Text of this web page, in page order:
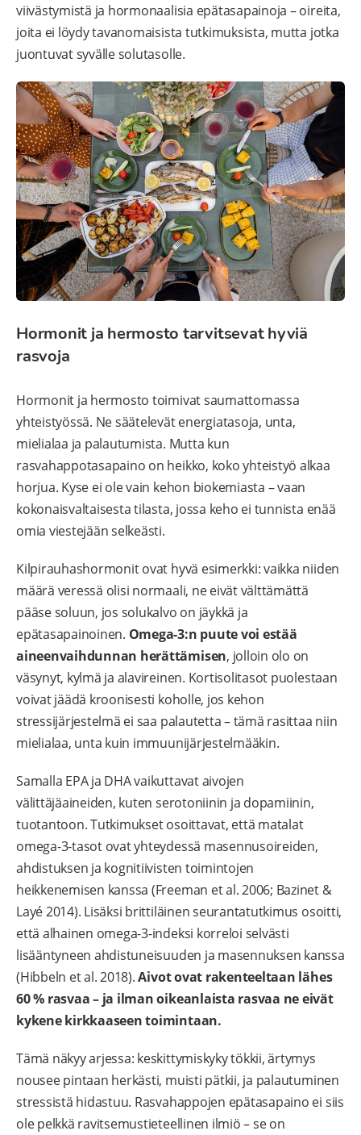
viivästymistä ja hormonaalisia epätasapainoja – oireita,
joita ei löydy tavanomaisista tutkimuksista, mutta jotka
juontuvat syvälle solutasolle.
Hormonit ja hermosto tarvitsevat hyviä
rasvoja
Hormonit ja hermosto toimivat saumattomassa
yhteistyössä. Ne säätelevät energiatasoja, unta,
mielialaa ja palautumista. Mutta kun
rasvahappotasapaino on heikko, koko yhteistyö alkaa
horjua. Kyse ei ole vain kehon biokemiasta – vaan
kokonaisvaltaisesta tilasta, jossa keho ei tunnista enää
omia viestejään selkeästi.
Kilpirauhashormonit ovat hyvä esimerkki: vaikka niiden
määrä veressä olisi normaali, ne eivät välttämättä
pääse soluun, jos solukalvo on jäykkä ja
epätasapainoinen. Omega-3:n puute voi estää
aineenvaihdunnan herättämisen, jolloin olo on
väsynyt, kylmä ja alavireinen. Kortisolitasot puolestaan
voivat jäädä kroonisesti koholle, jos kehon
stressijärjestelmä ei saa palautetta – tämä rasittaa niin
mielialaa, unta kuin immuunijärjestelmääkin.
Samalla EPA ja DHA vaikuttavat aivojen
välittäjäaineiden, kuten serotoniinin ja dopamiinin,
tuotantoon. Tutkimukset osoittavat, että matalat
omega-3-tasot ovat yhteydessä masennusoireiden,
ahdistuksen ja kognitiivisten toimintojen
heikkenemisen kanssa (Freeman et al. 2006; Bazinet &
Layé 2014). Lisäksi brittiläinen seurantatutkimus osoitti,
että alhainen omega-3-indeksi korreloi selvästi
lisääntyneen ahdistuneisuuden ja masennuksen kanssa
(Hibbeln et al. 2018).Aivot ovat rakenteeltaan lähes
60 % rasvaa – ja ilman oikeanlaista rasvaa ne eivät
kykene kirkkaaseen toimintaan.
Tämä näkyy arjessa: keskittymiskyky tökkii, ärtymys
nousee pintaan herkästi, muisti pätkii, ja palautuminen
stressistä hidastuu. Rasvahappojen epätasapaino ei siis
ole pelkkä ravitsemustieteellinen ilmiö – se on